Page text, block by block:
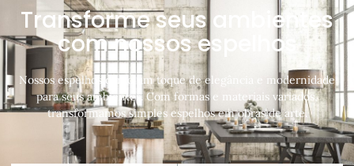
Transforme seus ambientes
com nossos espelhos
Nossos espelhos darão um toque de elegância e modernidade
para seus ambientes. Com formas e materiais variados,
transformamos simples espelhos em obras de arte.